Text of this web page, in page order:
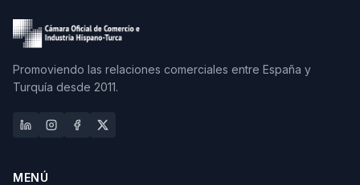
Promoviendo las relaciones comerciales entre España y
Turquía desde 2011.
MENÚ